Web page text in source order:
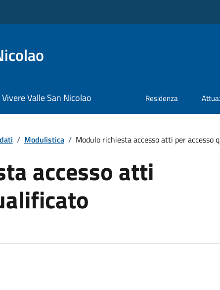
Vivere Valle San Nicolao Residenza
/ Modulistica / Modulo richiesta accesso atti per accesso
accesso atti